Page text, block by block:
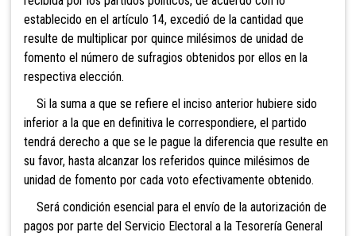
establecido en el artículo 14, excedió de la cantidad que
resulte de multiplicar por quince milésimos de unidad de
fomento el número de sufragios obtenidos por ellos en la
respectiva elección.
Si la suma a que se refiere el inciso anterior hubiere sido
inferior a la que en definitiva le correspondiere, el partido
tendrá derecho a que se le pague la diferencia que resulte en
su favor, hasta alcanzar los referidos quince milésimos de
unidad de fomento por cada voto efectivamente obtenido.
Será condición esencial para el envío de la autorización de
pagos por parte del Servicio Electoral a la Tesorería General